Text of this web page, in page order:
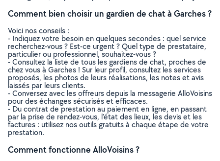
Comment bien choisir un gardien de chat à Garches ?
Voici nos conseils :
- Indiquez votre besoin en quelques secondes : quel service
recherchez-vous ? Est-ce urgent ? Quel type de prestataire,
particulier ou professionnel, souhaitez-vous ?
- Consultez la liste de tous les gardiens de chat, proches de
chez vous à Garches ! Sur leur profil, consultez les services
proposés, les photos de leurs réalisations, les notes et avis
laissés par leurs clients.
- Conversez avec les offreurs depuis la messagerie AlloVoisins
pour des échanges sécurisés et efficaces.
- Du contrat de prestation au paiement en ligne, en passant
par la prise de rendez-vous, l’état des lieux, les devis et les
factures : utilisez nos outils gratuits à chaque étape de votre
prestation.
Comment fonctionne AlloVoisins ?